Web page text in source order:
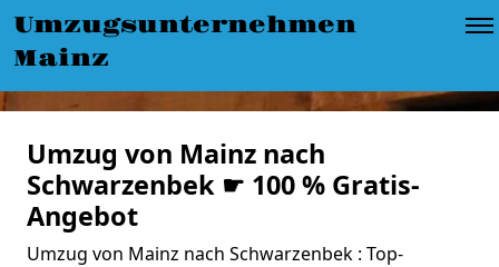
Umzugsunternehmen
Mainz
Umzug von Mainz nach
Schwarzenbek ☛ 100 % Gratis-
Angebot
Umzug von Mainz nach Schwarzenbek : Top-